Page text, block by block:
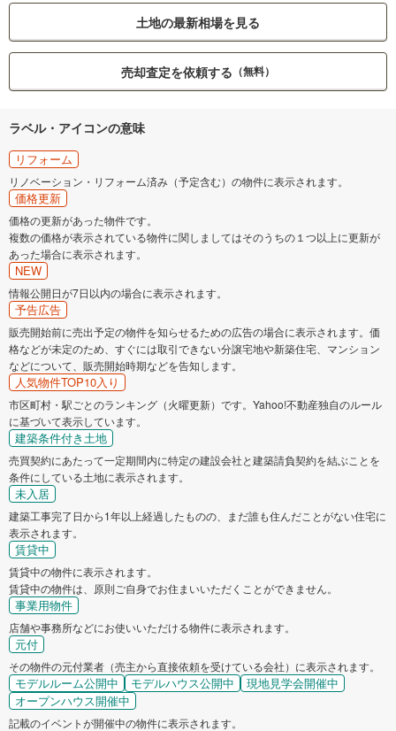
土地の最新相場を見る
売却査定を依頼する （無料）
ラベル・アイコンの意味
リフォーム
リノベーション・リフォーム済み（予定含む）の物件に表示されます。
価格更新
価格の更新があった物件です。
複数の価格が表示されている物件に関しましてはそのうちの１つ以上に更新が
あった場合に表示されます。
NEW
情報公開日が7日以内の場合に表示されます。
予告広告
販売開始前に売出予定の物件を知らせるための広告の場合に表示されます。価
格などが未定のため、すぐには取引できない分譲宅地や新築住宅、マンション
などについて、販売開始時期などを告知します。
人気物件TOP10入り
市区町村・駅ごとのランキング（火曜更新）です。Yahoo!不動産独自のルール
に基づいて表示しています。
建築条件付き土地
売買契約にあたって一定期間内に特定の建設会社と建築請負契約を結ぶことを
条件にしている土地に表示されます。
未入居
建築工事完了日から1年以上経過したものの、まだ誰も住んだことがない住宅に
表示されます。
賃貸中
賃貸中の物件に表示されます。
賃貸中の物件は、原則ご自身でお住まいいただくことができません。
事業用物件
店舗や事務所などにお使いいただける物件に表示されます。
元付
その物件の元付業者（売主から直接依頼を受けている会社）に表示されます。
モデルルーム公開中 モデルハウス公開中
現地見学会開催中
オープンハウス開催中
記載のイベントが開催中の物件に表示されます。